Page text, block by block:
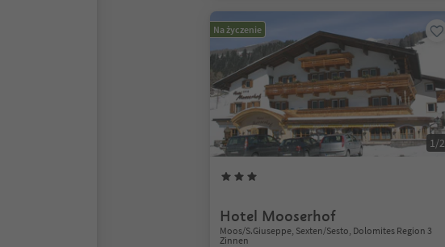
Na życzenie
1/2
Hotel Mooserhof
Moos/S.Giuseppe, Sexten/Sesto, Dolomites Region 3
Zinnen